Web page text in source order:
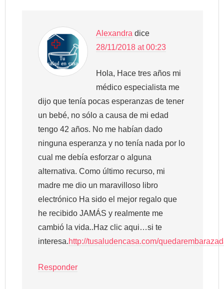
Alexandra dice
28/11/2018 at 00:23
Hola, Hace tres años mi
médico especialista me
dijo que tenía pocas esperanzas de tener
un bebé, no sólo a causa de mi edad
tengo 42 años. No me habían dado
ninguna esperanza y no tenía nada por lo
cual me debía esforzar o alguna
alternativa. Como último recurso, mi
madre me dio un maravilloso libro
electrónico Ha sido el mejor regalo que
he recibido JAMÁS y realmente me
cambió la vida..Haz clic aqui…si te
interesa.http://tusaludencasa.com/
Responder